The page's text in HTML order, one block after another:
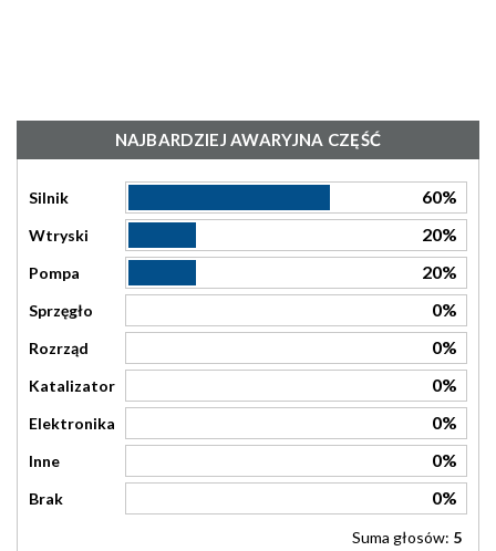
NAJBARDZIEJ AWARYJNA CZĘŚĆ
Silnik 60%
Wtryski 20%
Pompa 20%
Sprzęgło 0%
Rozrząd 0%
Katalizator 0%
Elektronika 0%
Inne 0%
Brak 0%
Suma głosów: 5